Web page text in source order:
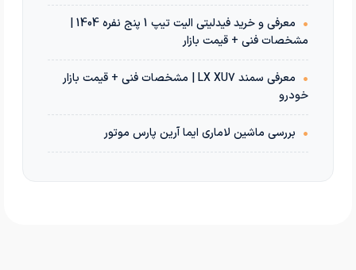
•
معرفی و خرید فیدلیتی الیت تیپ 1 پنج نفره 1404 |
مشخصات فنی + قیمت بازار
•
معرفی سمند LX XU7 | مشخصات فنی + قیمت بازار
خودرو
• بررسی ماشین لاماری ایما آرین پارس موتور